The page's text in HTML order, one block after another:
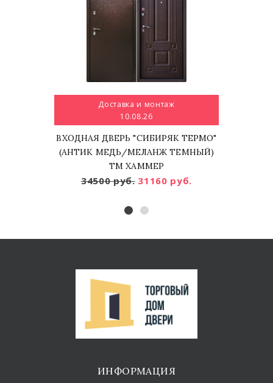
Доставка и монтаж
10.08.26
ВХОДНАЯ ДВЕРЬ "СИБИРЯК ТЕРМО"
(АНТИК МЕДЬ/МЕЛАНЖ ТЕМНЫЙ)
ТМ ХАММЕР
34500 руб. 31160 руб.
ИНФОРМАЦИЯ